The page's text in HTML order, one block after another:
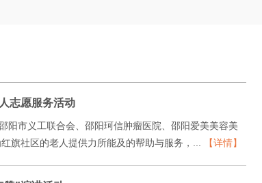
志愿服务活动
阳市义工联合会、邵阳珂信肿瘤医院、邵阳爱美美容美
旗社区的老人提供力所能及的帮助与服务，...
【详情】